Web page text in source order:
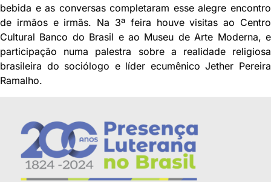
bebida e as conversas completaram esse alegre encontro
de irmãos e irmãs. Na 3ª feira houve visitas ao Centro
Cultural Banco do Brasil e ao Museu de Arte Moderna, e
participação numa palestra sobre a realidade religiosa
brasileira do sociólogo e líder ecumênico Jether Pereira
Ramalho.